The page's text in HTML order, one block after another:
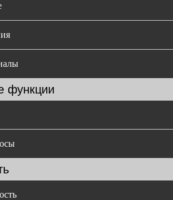
функции